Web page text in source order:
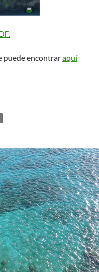
puede encontraraquí
Pedra Longa